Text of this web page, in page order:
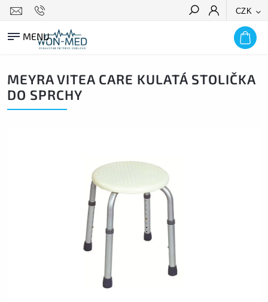
CZK
HLEDAT
MEYRA VITEA CARE KULATÁ STOLIČKA
DO SPRCHY